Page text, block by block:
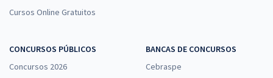
Cursos Online Gratuitos
CONCURSOS PÚBLICOS
Concursos 2026
BANCAS DE CONCURSOS
Cebraspe